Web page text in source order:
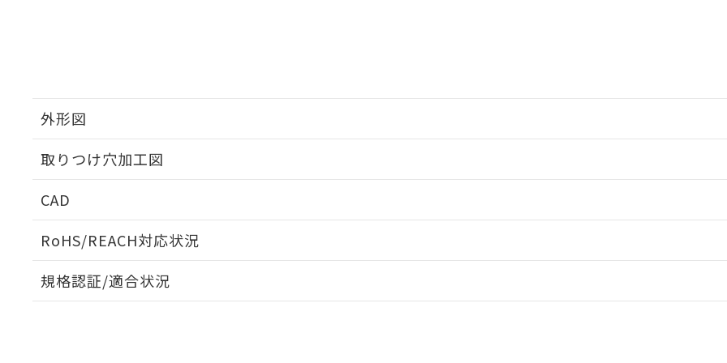
外形図
取りつけ穴加工図
CAD
RoHS/REACH対応状況
EU RoHS 注意事項・凡例
規格認証/適合状況